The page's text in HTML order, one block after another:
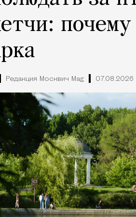
Редакция Москвич Mag 07.08.2026